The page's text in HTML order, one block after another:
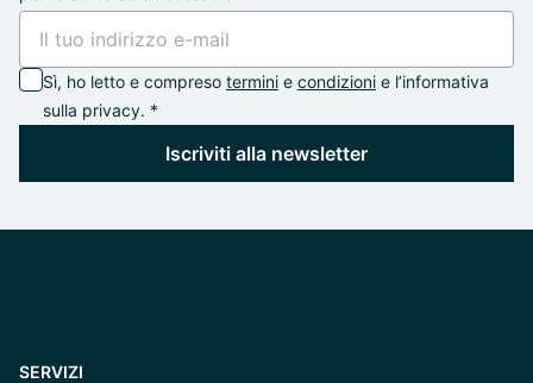
Sì, ho letto e compreso termini e condizioni e l’informativa
sulla privacy. *
Iscriviti alla newsletter
SERVIZI